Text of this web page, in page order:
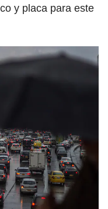
y placa para este